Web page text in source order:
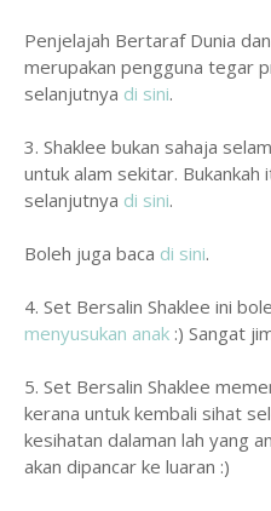
Penjelajah Bertaraf Dunia
merupakan pengguna tegar
selanjutnya di sini.
3. Shaklee bukan sahaja
untuk alam sekitar.
selanjutnya di sini.
Boleh juga baca di sini.
4. Set Bersalin Shaklee ini
menyusukan anak :) Sangat
5. Set Bersalin Shaklee
kerana untuk kembali sihat
kesihatan dalaman lah yang
akan dipancar ke luaran :)